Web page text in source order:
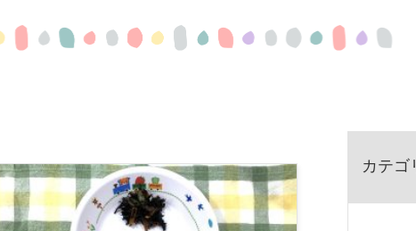
カテゴ